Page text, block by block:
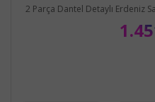
2 Parça Dantel Detaylı Erdeniz